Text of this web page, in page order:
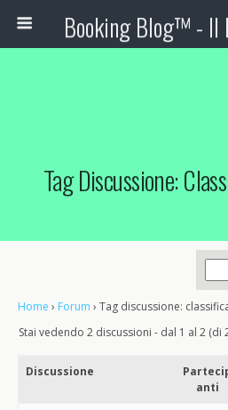
Tag Discussione:
Home › Forum › Tag discussione:
Stai vedendo 2 discussioni - dal 1 al 2 (di
Discussione
anti